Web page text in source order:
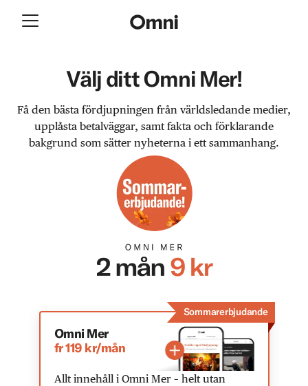
Välj ditt Omni Mer!
Få den bästa fördjupningen från världsledande medier,
upplåsta betalväggar, samt fakta och förklarande
bakgrund som sätter nyheterna i ett sammanhang.
Sommarerbjudande
Omni Mer
fr 119 kr/mån
Allt innehåll i Omni Mer – helt utan